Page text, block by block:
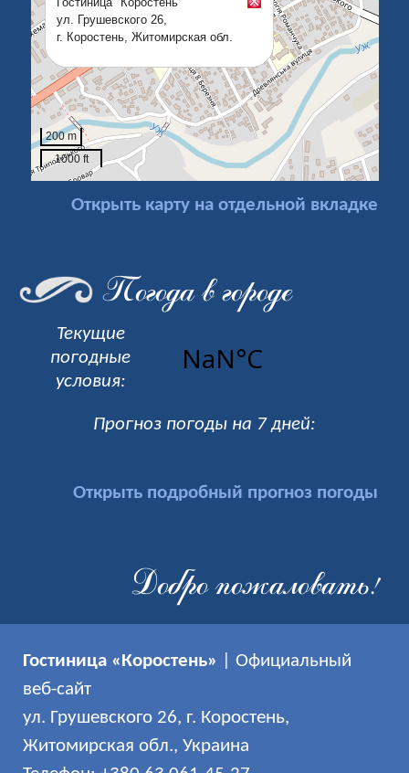
Открыть карту на отдельной вкладке
Погода в городе
Текущие
погодные
условия:
Прогноз погоды на 7 дней:
Открыть подробный прогноз погоды
Добро пожаловать!
Гостиница «Коростень» | Официальный
веб-сайт
ул. Грушевского 26, г. Коростень,
Житомирская обл., Украина